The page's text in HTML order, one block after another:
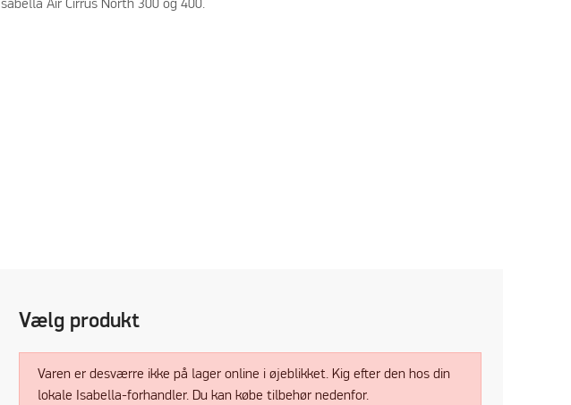
Isabella Air Cirrus North 300 og 400.
Vælg produkt
Varen er desværre ikke på lager online i øjeblikket. Kig efter den hos din
lokale Isabella-forhandler. Du kan købe tilbehør nedenfor.